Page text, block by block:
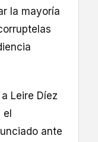
la mayoría
Leire Díez
el
ante